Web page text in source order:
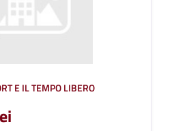
E IL TEMPO LIBERO